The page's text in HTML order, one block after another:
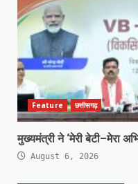
Feature छत्तीसगढ़
मुख्यमंत्री ने ‘मेरी बेटी–मेरा
August 6, 2026